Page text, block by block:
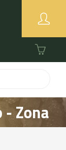
- Zona